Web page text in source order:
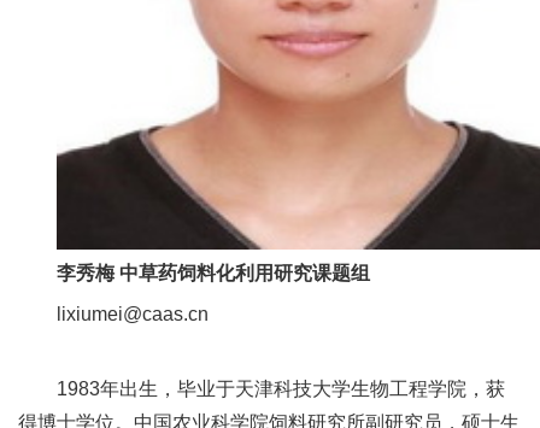
李秀梅 中草药饲料化利用研究课题组
lixiumei@caas.cn
1983年出生，毕业于天津科技大学生物工程学院，获
得博士学位。中国农业科学院饲料研究所副研究员，硕士生